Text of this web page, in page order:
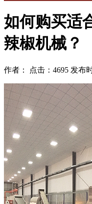
如何购买适
辣椒机械？
作者： 点击：4695 发布